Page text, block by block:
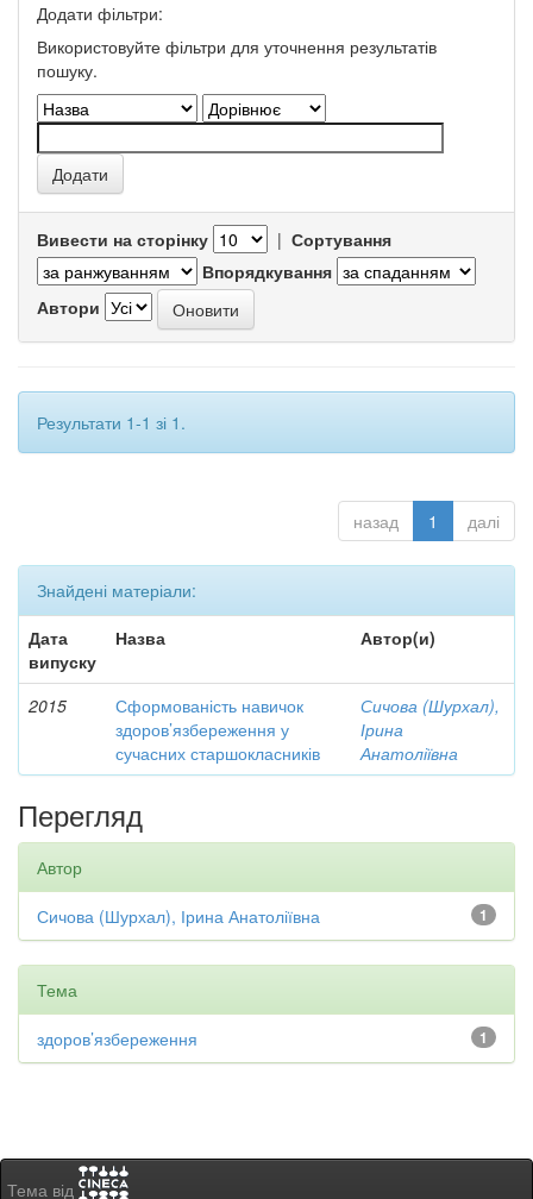
Додати фільтри:
Використовуйте фільтри для уточнення результатів
пошуку.
Вивести на сторінку | Сортування
Впорядкування
Автори
Результати 1-1 зі 1.
назад 1 далі
Знайдені матеріали:
Дата
випуску
Назва Автор(и)
2015
Сформованість навичок
здоров’язбереження у
сучасних старшокласників
Сичова (Шурхал),
Ірина
Анатоліївна
Перегляд
Автор
1
Сичова (Шурхал), Ірина Анатоліївна
Тема
1
здоров’язбереження
Тема від